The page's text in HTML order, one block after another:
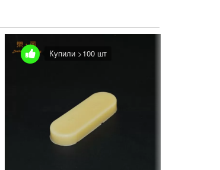
Купили >100 шт